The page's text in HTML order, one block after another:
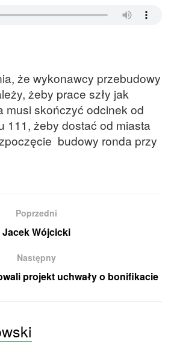
że wykonawcy przebudowy
żeby prace szły jak
musi skończyć odcinek od
111, żeby dostać od miasta
budowy ronda przy
Poprzedni
Jacek Wójcicki
Następny
projekt uchwały o bonifikacie